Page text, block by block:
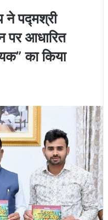
ने पद्मश्री
पर आधारित
का किया